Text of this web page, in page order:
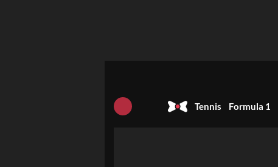
Tennis Formula 1